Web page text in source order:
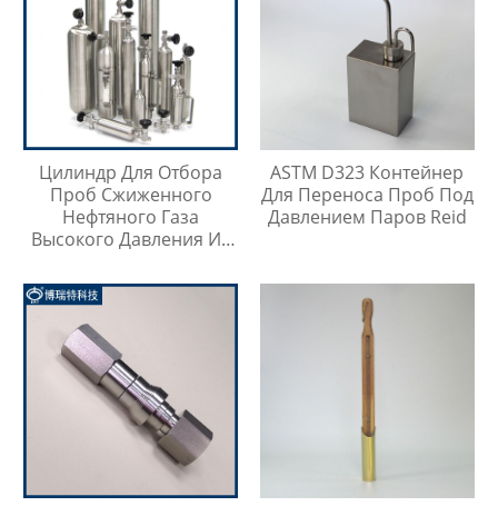
Цилиндр Для Отбора
Проб Сжиженного
Нефтяного Газа
Высокого Давления Из
316SS
ASTM D323 Контейнер
Для Переноса Проб Под
Давлением Паров Reid